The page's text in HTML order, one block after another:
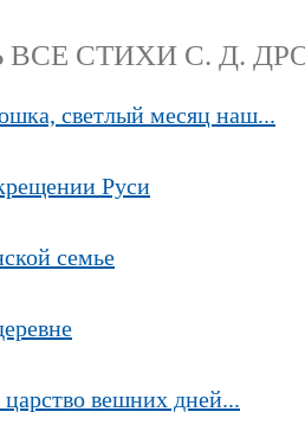
ВСЕ СТИХИ С. Д.
светлый месяц наш...
Руси
семье
вешних дней...